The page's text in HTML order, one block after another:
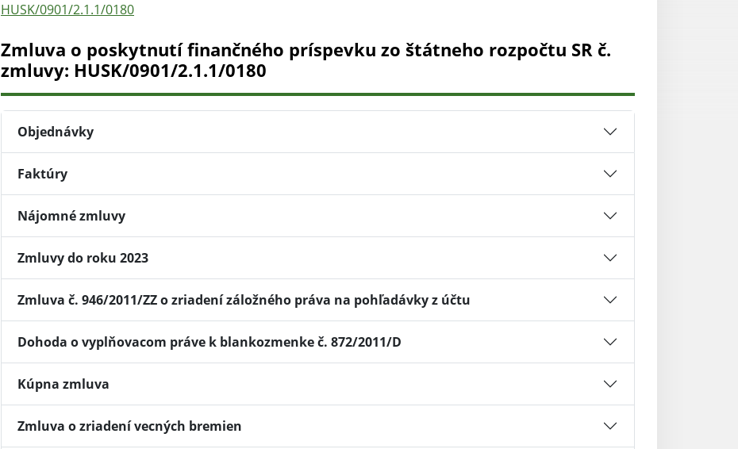
HUSK/0901/2.1.1/0180
Zmluva o poskytnutí finančného príspevku zo štátneho rozpočtu SR č.
zmluvy: HUSK/0901/2.1.1/0180
Objednávky
Faktúry
Nájomné zmluvy
Zmluvy do roku 2023
Zmluva č. 946/2011/ZZ o zriadení záložného práva na pohľadávky z účtu
Dohoda o vyplňovacom práve k blankozmenke č. 872/2011/D
Kúpna zmluva
Zmluva o zriadení vecných bremien